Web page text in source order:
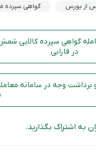
از بورس گواهی
گواهی سپرده کالایی
در فارابی
برداشت وجه در سامانه
به اشتراک بگذارید.